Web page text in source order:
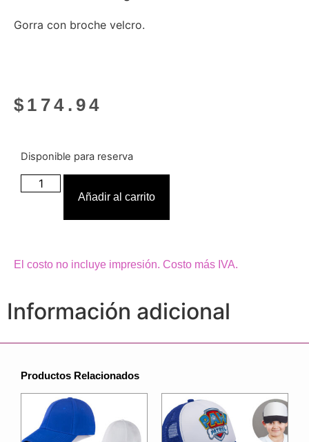
Gorra con broche velcro.
$ 174.94
Disponible para reserva
Añadir al carrito
El costo no incluye impresión. Costo más IVA.
Información adicional
Productos Relacionados